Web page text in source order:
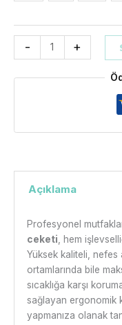
- +
Açıklama
Profesyonel
ceketi, hem
Yüksek kaliteli, nefes
ortamlarında bile
sıcaklığa karşı
sağlayan ergonomik
yapmanıza olanak